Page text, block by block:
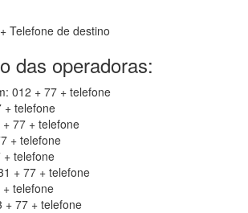
Telefone de destino
das operadoras:
012 + 77 + telefone
+ telefone
77 + telefone
+ telefone
+ telefone
+ 77 + telefone
telefone
+ 77 + telefone